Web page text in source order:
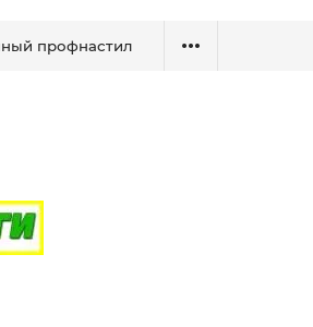
профнастил